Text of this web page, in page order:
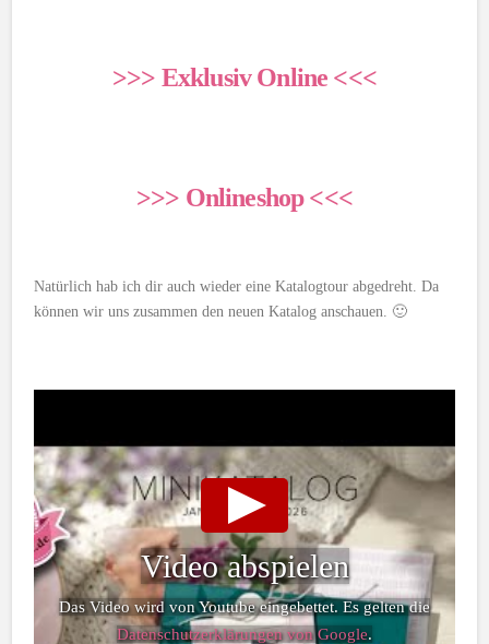
>>> Exklusiv Online <<<
>>> Onlineshop <<<
Natürlich hab ich dir auch wieder eine Katalogtour abgedreht. Da
können wir uns zusammen den neuen Katalog anschauen. 🙂
Video abspielen
Das Video wird von Youtube eingebettet. Es gelten die
Datenschutzerklärungen von Google.